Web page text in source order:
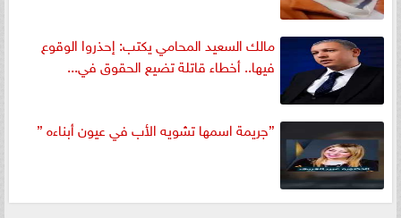
مالك السعيد المحامي يكتب: إحذروا الوقوع
فيها.. أخطاء قاتلة تضيع الحقوق في...
”جريمة اسمها تشويه الأب في عيون أبناءه ”